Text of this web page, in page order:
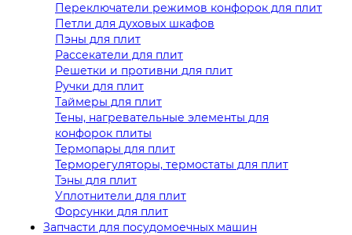
Переключатели режимов конфорок для плит
Петли для духовых шкафов
Пэны для плит
Рассекатели для плит
Решетки и противни для плит
Ручки для плит
Таймеры для плит
Тены, нагревательные элементы для
конфорок плиты
Термопары для плит
Терморегуляторы, термостаты для плит
Тэны для плит
Уплотнители для плит
Форсунки для плит
Запчасти для посудомоечных машин